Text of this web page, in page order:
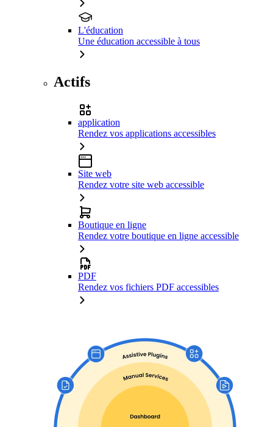
L'éducation
Une éducation accessible à tous
Actifs
application
Rendez vos applications accessibles
Site web
Rendez votre site web accessible
Boutique en ligne
Rendez votre boutique en ligne accessible
PDF
Rendez vos fichiers PDF accessibles